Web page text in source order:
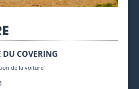
DU COVERING
de la voiture